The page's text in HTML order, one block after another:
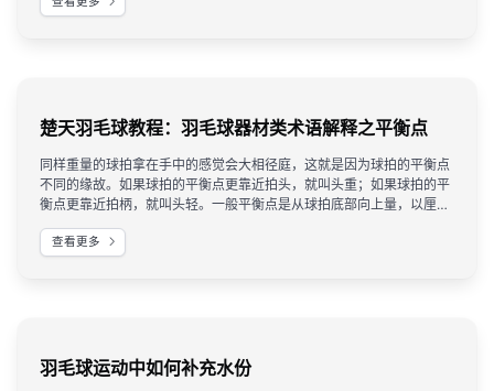
楚天羽毛球教程：羽毛球器材类术语解释之平衡点
同样重量的球拍拿在手中的感觉会大相径庭，这就是因为球拍的平衡点
不同的缘故。如果球拍的平衡点更靠近拍头，就叫头重；如果球拍的平
衡点更靠近拍柄，就叫头轻。一般平衡点是从球拍底部向上量，以厘米
查看更多
羽毛球运动中如何补充水份